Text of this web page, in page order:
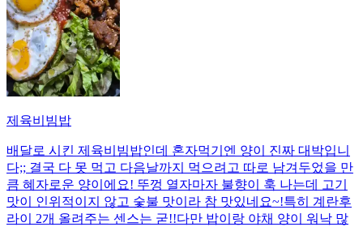
제육비빔밥
배달로 시킨 제육비빔밥인데 혼자먹기엔 양이 진짜 대박입니
다;; 결국 다 못 먹고 다음날까지 먹으려고 따로 남겨두었을 만
큼 혜자로운 양이에요! 뚜껑 열자마자 불향이 훅 나는데 고기
맛이 인위적이지 않고 숯불 맛이라 참 맛있네요~!특히 계란후
라이 2개 올려주는 센스는 굳!! ​다만 밥이랑 야채 양이 워낙 많